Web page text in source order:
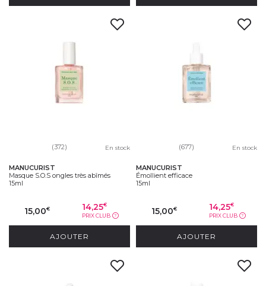
(372) En stock
MANUCURIST
Masque S.O.S ongles très abîmés
15ml
15,00€ 14,25€
PRIX CLUB ?
AJOUTER
(677) En stock
MANUCURIST
Émollient efficace
15ml
15,00€ 14,25€
PRIX CLUB ?
AJOUTER